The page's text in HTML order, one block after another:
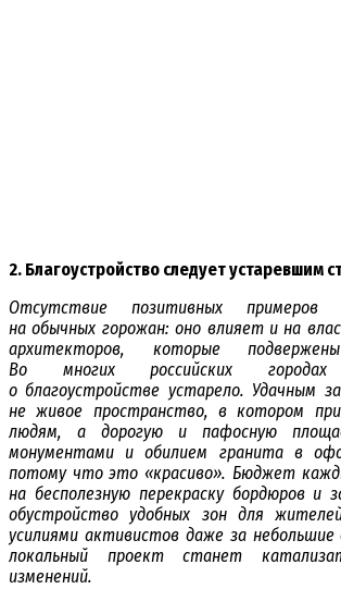
2. Благоустройство следует устаревшим
Отсутствие позитивных примеров
на обычных горожан: оно влияет и на
архитекторов, которые
Во многих российских городах
о благоустройстве устарело. Удачным
не живое пространство, в котором
людям, а дорогую и пафосную
монументами и обилием гранита в
потому что это «красиво». Бюджет
на бесполезную перекраску бордюров и
обустройство удобных зон для
усилиями активистов даже за
локальный проект станет
изменений.